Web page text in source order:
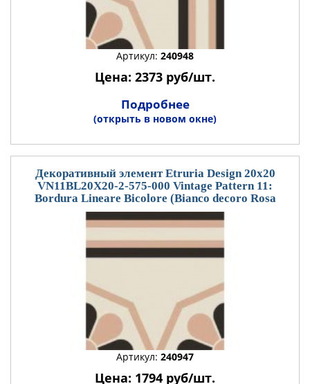
Артикул: 240948
Цена: 2373 руб/шт.
Подробнее
(открыть в новом окне)
Декоративный элемент Etruria Design 20x20
VN11BL20X20-2-575-000 Vintage Pattern 11:
Bordura Lineare Bicolore (Bianco decoro Rosa
Артикул: 240947
Цена: 1794 руб/шт.